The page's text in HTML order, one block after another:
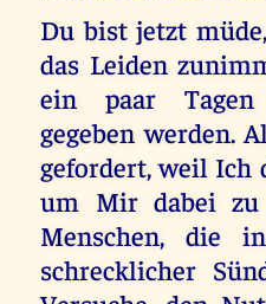
Du bist jetzt
das Leiden
ein paar Tagen
gegeben werden.
gefordert, weil Ich
um Mir dabei zu
Menschen, die
schrecklicher